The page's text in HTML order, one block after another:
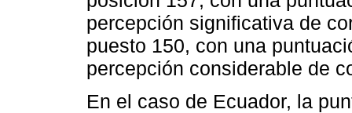
percepción significativa de
puesto 150, con una
percepción considerable de
En el caso de Ecuador, la